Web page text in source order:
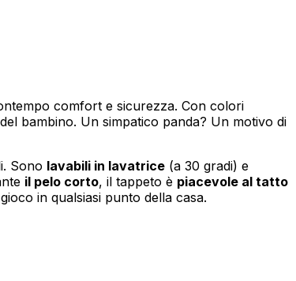
comfort e sicurezza. Con colori
bambino. Un simpatico panda? Un motivo di
Sono lavabili in lavatrice (a 30 gradi) e
il pelo corto, il tappeto è piacevole al tatto
in qualsiasi punto della casa.